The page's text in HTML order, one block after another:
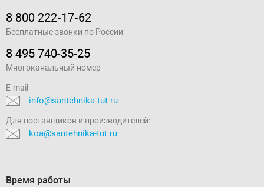
8 800 222‑17‑62
Бесплатные звонки по России
8 495 740-35-25
Многоканальный номер
E-mail
info@santehnika-tut.ru
Для поставщиков и производителей:
koa@santehnika-tut.ru
Время работы